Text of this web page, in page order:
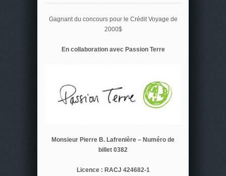
Gagnant du concours pour le Crédit Voyage de
2000$
En collaboration avec Passion Terre
Monsieur Pierre B. Lafrenière – Numéro de
billet 0382
Licence : RACJ 424682-1